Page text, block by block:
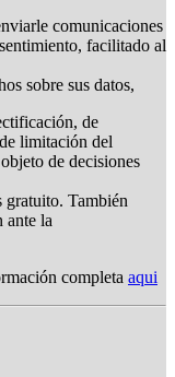
comunicaciones
facilitado al
sobre sus datos,
de
limitación del
de decisiones
gratuito. También
ante la
completa aqui